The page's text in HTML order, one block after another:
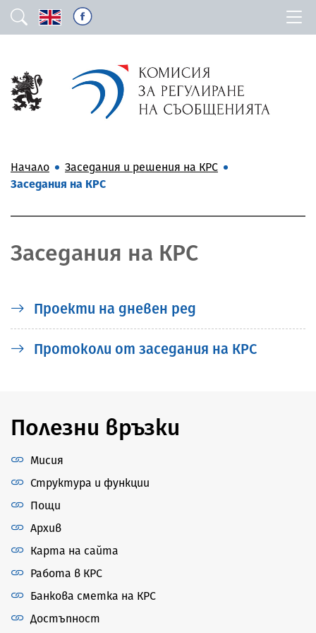
Начало
Заседания и решения на КРС
Заседания на КРС
Заседания на КРС
Проекти на дневен ред
Протоколи от заседания на КРС
Полезни връзки
Мисия
Структура и функции
Пощи
Архив
Карта на сайта
Работа в КРС
Банкова сметка на КРС
Достъпност